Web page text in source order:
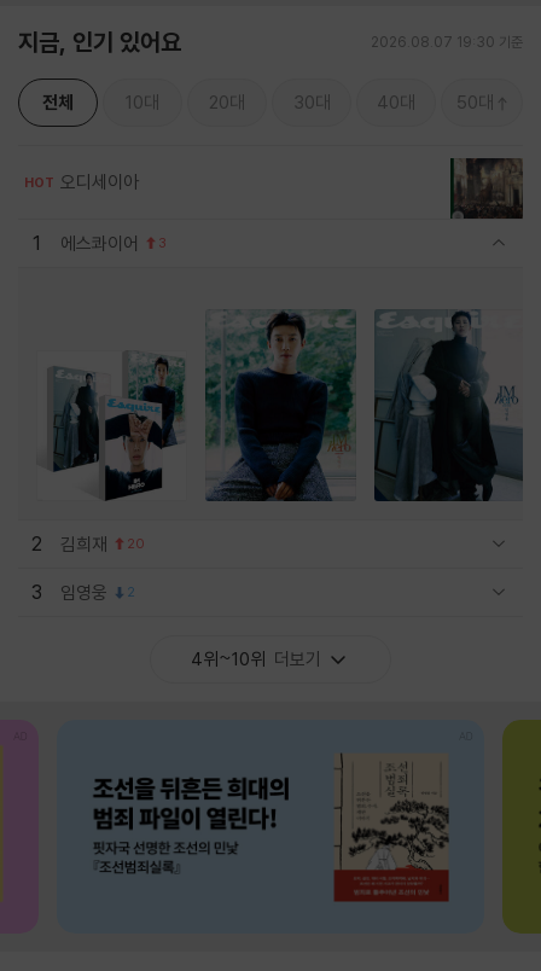
지금, 인기 있어요 2026.08.07 19:30 기준
전체 10대 20대 30대 40대 50대
HOT 오디세이아
1 에스콰이어 3
2 김희재 20
3 임영웅 2
4위~10위 더보기